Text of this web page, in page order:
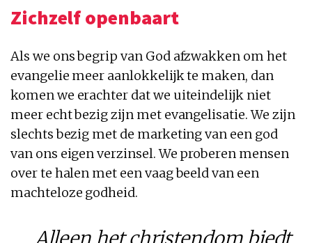
Zichzelf openbaart
Als we ons begrip van God afzwakken om het
evangelie meer aanlokkelijk te maken, dan
komen we erachter dat we uiteindelijk niet
meer echt bezig zijn met evangelisatie. We zijn
slechts bezig met de marketing van een god
van ons eigen verzinsel. We proberen mensen
over te halen met een vaag beeld van een
machteloze godheid.
Alleen het christendom biedt